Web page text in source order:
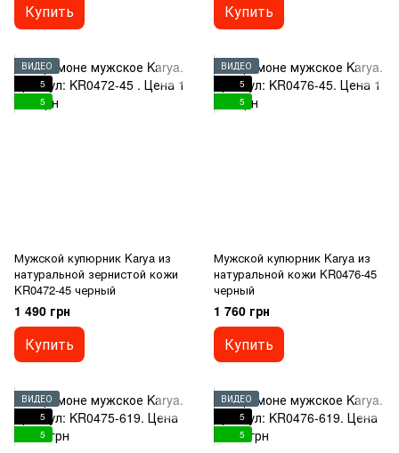
Купить Купить
ВИДЕО
5
5
Мужской купюрник Karya из
натуральной зернистой кожи
KR0472-45 черный
1 490 грн
Купить
ВИДЕО
5
5
Мужской купюрник Karya из
натуральной кожи KR0476-45
черный
1 760 грн
Купить
ВИДЕО
5
5
ВИДЕО
5
5